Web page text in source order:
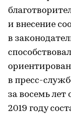
и внесение
в
в пресс-
за восемь лет
2019 году